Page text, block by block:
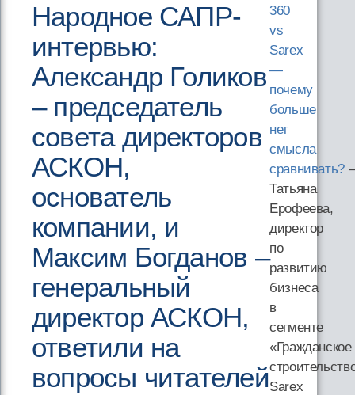
Народное САПР-
интервью:
Александр Голиков
– председатель
совета директоров
АСКОН,
основатель
компании, и
Максим Богданов –
генеральный
директор АСКОН,
ответили на
вопросы читателей
360
vs
Sarex
—
почему
больше
нет
смысла
сравнивать?
Татьяна
Ерофеева,
директор
по
развитию
бизнеса
в
сегменте
«Гражданское
Sarex